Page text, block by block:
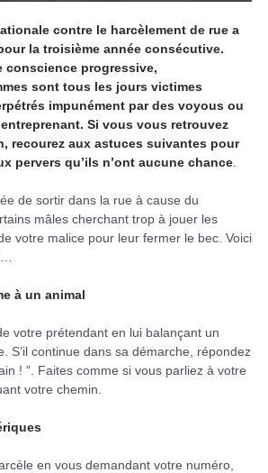
contre le harcèlement de rue a
la troisième année consécutive.
conscience progressive,
sont tous les jours victimes
impunément par des voyous ou
Si vous vous retrouvez
recourez aux astuces suivantes pour
pervers qu’ils n’ont aucune chance
de sortir dans la rue à cause du
mâles cherchant trop à jouer les
votre malice pour leur fermer le bec. Voici
à un animal
votre prétendant en lui balançant un
S’il continue dans sa démarche, répondez
! ”. Faites comme si vous parliez à votre
votre chemin.
en vous demandant votre numéro,